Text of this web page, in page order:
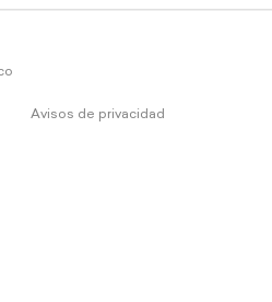
Avisos de privacidad